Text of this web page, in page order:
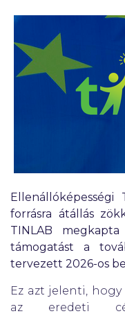
forrásra átállás
TINLAB
támogatást a
tervezett 2026-os
Ez azt jelenti,
az eredeti